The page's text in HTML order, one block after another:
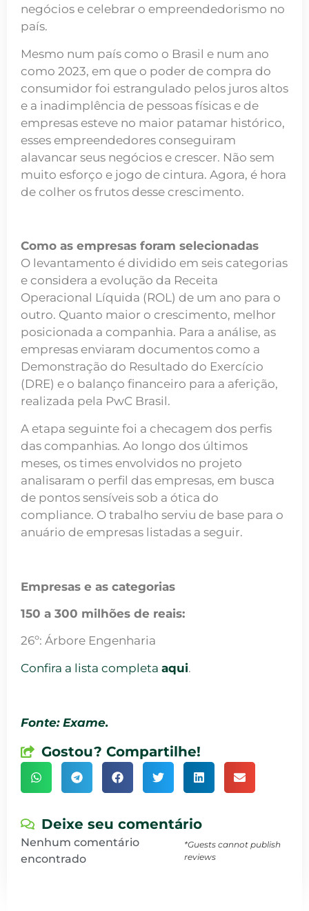
negócios e celebrar o empreendedorismo no
país.
Mesmo num país como o Brasil e num ano
como 2023, em que o poder de compra do
consumidor foi estrangulado pelos juros altos
e a inadimplência de pessoas físicas e de
empresas esteve no maior patamar histórico,
esses empreendedores conseguiram
alavancar seus negócios e crescer. Não sem
muito esforço e jogo de cintura. Agora, é hora
de colher os frutos desse crescimento.
Como as empresas foram selecionadas
O levantamento é dividido em seis categorias
e considera a evolução da Receita
Operacional Líquida (ROL) de um ano para o
outro. Quanto maior o crescimento, melhor
posicionada a companhia. Para a análise, as
empresas enviaram documentos como a
Demonstração do Resultado do Exercício
(DRE) e o balanço financeiro para a aferição,
realizada pela PwC Brasil.
A etapa seguinte foi a checagem dos perfis
das companhias. Ao longo dos últimos
meses, os times envolvidos no projeto
analisaram o perfil das empresas, em busca
de pontos sensíveis sob a ótica do
compliance. O trabalho serviu de base para o
anuário de empresas listadas a seguir.
Empresas e as categorias
150 a 300 milhões de reais:
26º: Árbore Engenharia
Confira a lista completa aqui.
Fonte: Exame.
Gostou? Compartilhe!
Deixe seu comentário
Nenhum comentário
encontrado
*Guests cannot publish
reviews